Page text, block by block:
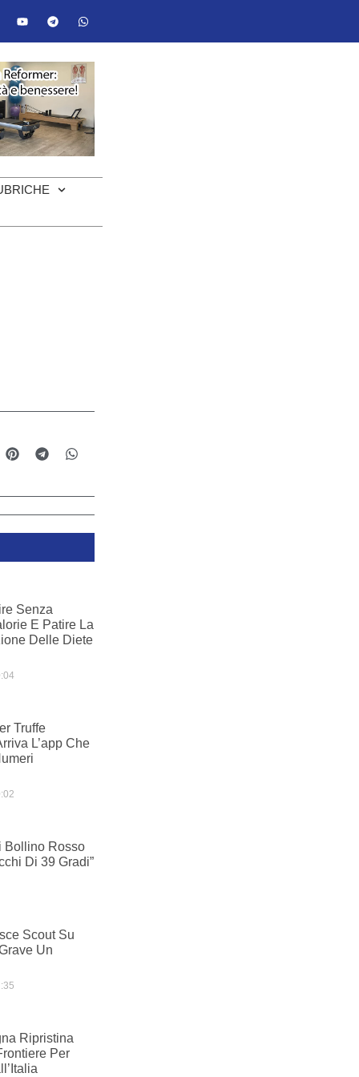
Senza
E Patire La
Delle Diete
Truffe
L’app Che
Bollino Rosso
Di 39 Gradi”
Scout Su
Un
Ripristina
Per